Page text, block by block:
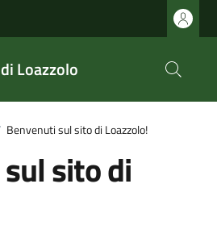
Loazzolo
Benvenuti sul sito di Loazzolo!
sito di